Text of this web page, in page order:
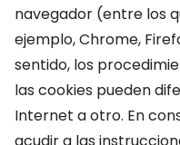
navegador (entre los
ejemplo, Chrome,
sentido, los
las cookies pueden
Internet a otro. En